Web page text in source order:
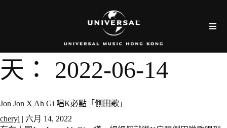
天： 2022-06-14
Jon Jon X Ah Gi 唱K必點「側田歌」
cheryl | 六月 14, 2022